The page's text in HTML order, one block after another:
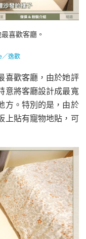
喜歡客廳 。
／逸歡
喜歡客廳，由於她評
意將客廳設計成最寬
方。特別的是，由於
上貼有寵物地貼，可